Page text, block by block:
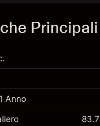
Principali
Anno